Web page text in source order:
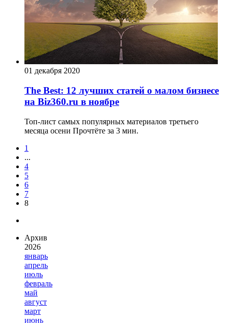
01 декабря 2020
The Best: 12 лучших статей о малом бизнесе
на Biz360.ru в ноябре
Топ-лист самых популярных материалов третьего
месяца осени Прочтёте за 3 мин.
1
...
4
5
6
7
8
Архив
2026
январь
апрель
июль
февраль
май
август
март
июнь